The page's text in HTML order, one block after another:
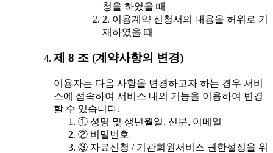
청을 하였을 때
2. 이용계약 신청서의 내용을 허위로 기
재하였을 때
제 8 조 (계약사항의 변경)
이용자는 다음 사항을 변경하고자 하는 경우 서비
스에 접속하여 서비스 내의 기능을 이용하여 변경
할 수 있습니다.
① 성명 및 생년월일, 신분, 이메일
② 비밀번호
③ 자료신청 / 기관회원서비스 권한설정을 위